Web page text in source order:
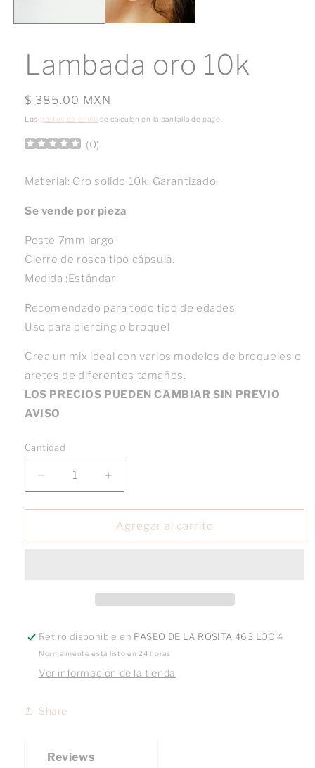
Lambada oro 10k
Precio
habitual
$ 385.00 MXN
Los gastos de envío se calculan en la pantalla de pago.
(0)
Material: Oro solido 10k. Garantizado
Se vende por pieza
Poste 7mm largo
Cierre de rosca tipo cápsula.
Medida :Estándar
Recomendado para todo tipo de edades
Uso para piercing o broquel
Crea un mix ideal con varios modelos de broqueles o
aretes de diferentes tamaños.
LOS PRECIOS PUEDEN CAMBIAR SIN PREVIO
AVISO
Cantidad
Reducir
cantidad
para
oro
Aumentar
cantidad
para
Lambada
oro
Agregar al carrito
Retiro disponible en PASEO DE LA ROSITA 463 LOC 4
Normalmente está listo en 24 horas
Ver información de la tienda
Share
Reviews